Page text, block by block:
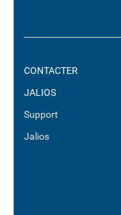
CONTACTER
JALIOS
Support
Jalios